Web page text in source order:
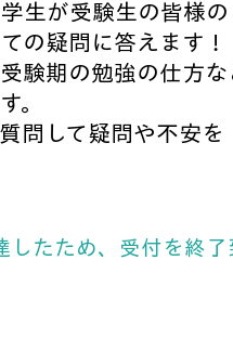
生が受験生の皆様の
の疑問に答えます！
験期の勉強の仕方な
。
問して疑問や不安を
たため、受付を終了